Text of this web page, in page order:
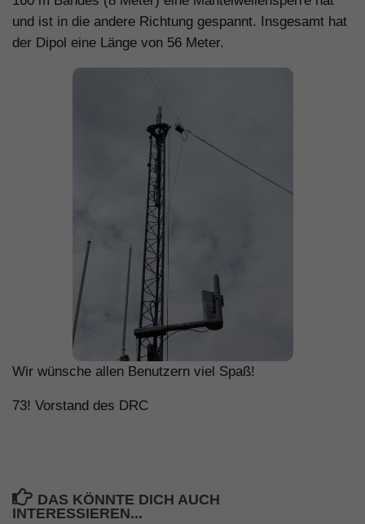
und ist in die andere Richtung gespannt. Insgesamt hat
der Dipol eine Länge von 56 Meter.
Wir wünsche allen Benutzern viel Spaß!
73! Vorstand des DRC
DAS KÖNNTE DICH AUCH
INTERESSIEREN...